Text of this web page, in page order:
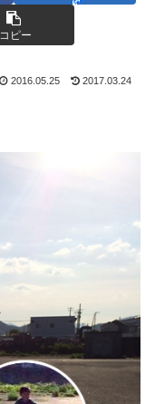
コピー
2016.05.25 2017.03.24